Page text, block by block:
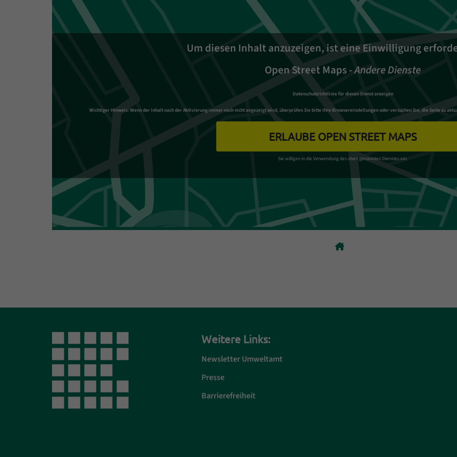
Um diesen Inhalt anzuzeigen, ist eine Einwilligung
Open Street Maps-Andere Dienste
Datenschutzrichtlinie für diesen Dienst anzeigen
Wichtiger Hinweis:Wenn der Inhalt nach der Aktivierung immer noch nicht angezeigt wird, überprüfen Sie bitte Ihre Browsereinstellungen oder versuchen Sie, die Seite zu
ERLAUBE OPEN STREET MAPS
Sie willigen in die Verwendung des oben genannten Dienstes ein.
Weitere Links:
Newsletter Umweltamt
Presse
Barrierefreiheit